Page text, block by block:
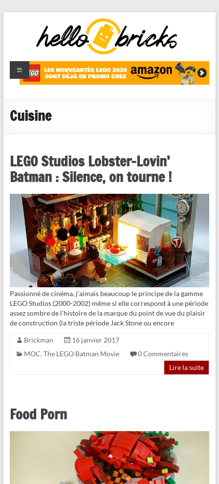
HelloBricks
Blog LEGO,
nouveaut�s
reviews
Cuisine
LEGO Studios Lobster-Lovin’
Batman : Silence, on tourne !
Passionné de cinéma, j’aimais beaucoup le principe de la gamme
LEGO Studios (2000-2002) même si elle correspond à une période
assez sombre de l’histoire de la marque du point de vue du plaisir
de construction (la triste période Jack Stone ou encore
Brickman
16 janvier 2017
MOC, The LEGO Batman Movie
0 Commentaires
Lire la suite
Food Porn